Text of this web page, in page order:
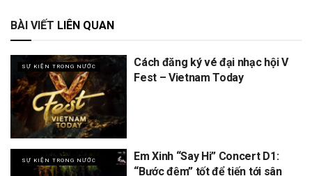
BÀI VIẾT LIÊN QUAN
SỰ KIỆN TRONG NƯỚC
Cách đăng ký vé đại nhạc hội V
Fest – Vietnam Today
SỰ KIỆN TRONG NƯỚC
Em Xinh “Say Hi” Concert D1:
“Bước đệm” tốt để tiến tới sân